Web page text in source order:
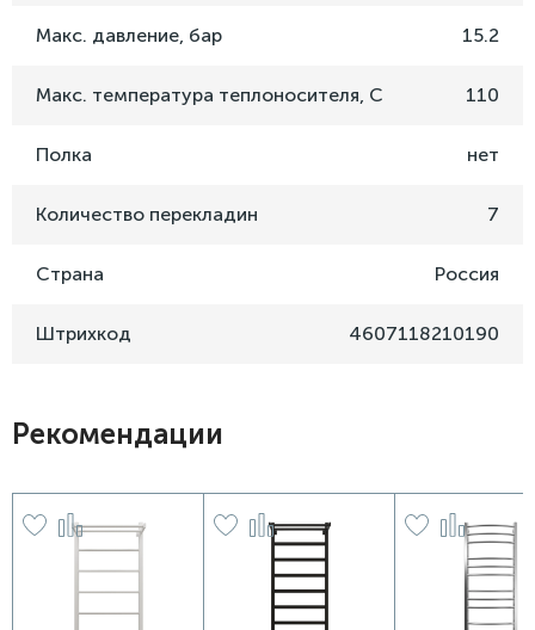
Макс. давление, бар 15.2
Макс. температура теплоносителя, C 110
Полка нет
Количество перекладин 7
Страна Россия
Штрихкод 4607118210190
Рекомендации